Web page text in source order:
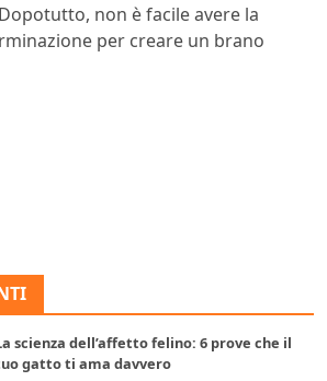
non è facile avere la
per creare un brano
scienza dell’affetto felino: 6 prove che il
gatto ti ama davvero